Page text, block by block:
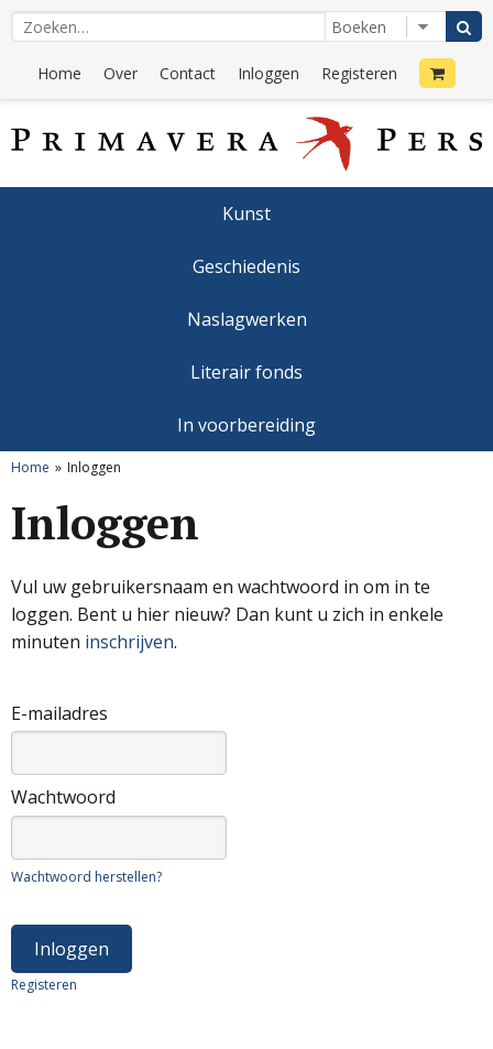
Home Over Contact Inloggen Registeren
Kunst
Geschiedenis
Naslagwerken
Literair fonds
In voorbereiding
Home Inloggen
Inloggen
Vul uw gebruikersnaam en wachtwoord in om in te
loggen. Bent u hier nieuw? Dan kunt u zich in enkele
minuten inschrijven.
E-mailadres
Wachtwoord
Wachtwoord herstellen?
Registeren